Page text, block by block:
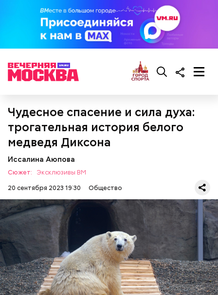
Чудесное спасение и сила духа:
трогательная история белого
медведя Диксона
Иссалина Аюпова
Сюжет:
Эксклюзивы ВМ
20 сентября 2023 19:30
Общество
При выборе дыни эксперт посоветовала
ориентироваться на запах: